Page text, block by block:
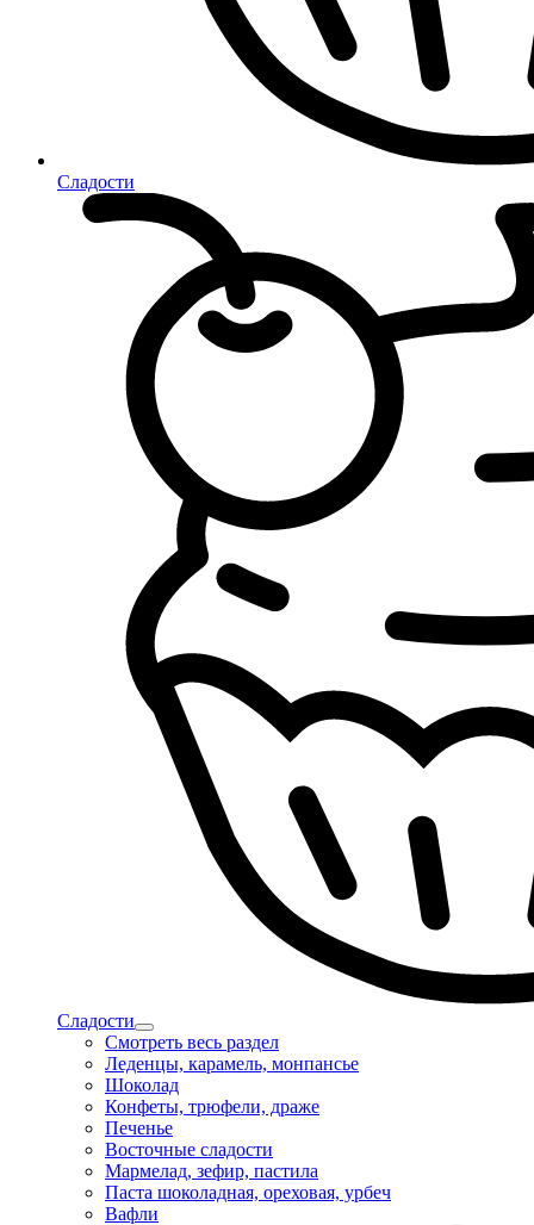
Сладости
Сладости
Смотреть весь раздел
Леденцы, карамель, монпансье
Шоколад
Конфеты, трюфели, драже
Печенье
Восточные сладости
Мармелад, зефир, пастила
Паста шоколадная, ореховая, урбеч
Вафли